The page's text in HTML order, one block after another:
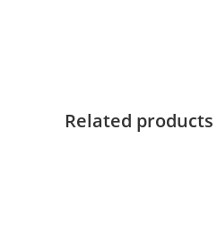
Related products